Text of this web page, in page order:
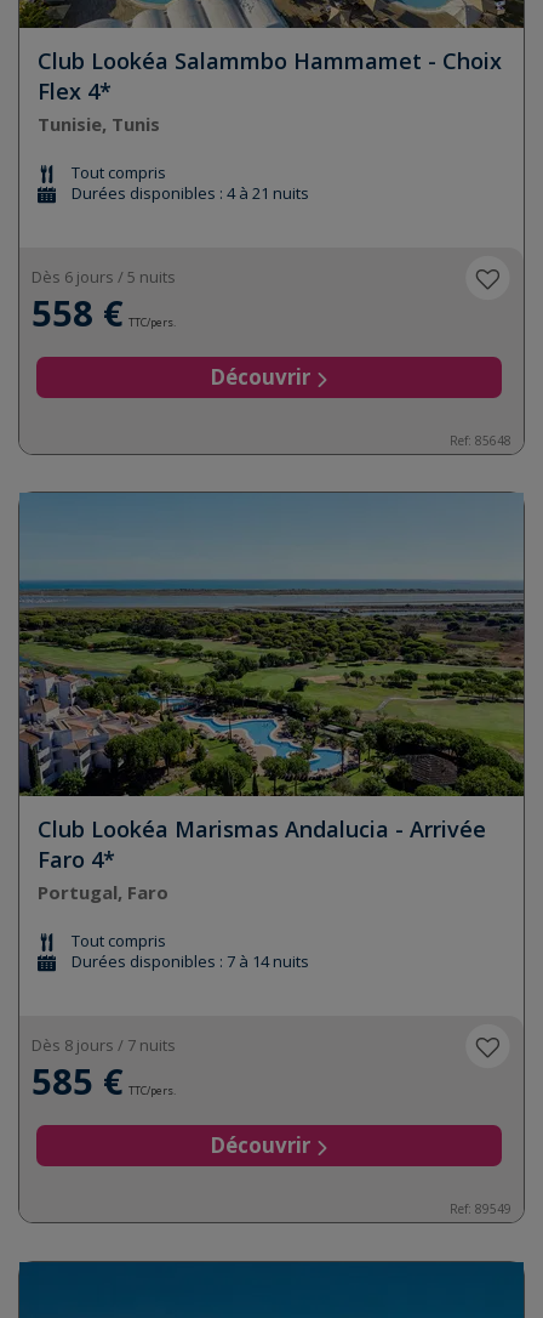
Club Lookéa Salammbo Hammamet - Choix
Flex 4*
Tunisie, Tunis
Tout compris
Durées disponibles : 4 à 21 nuits
Dès 6 jours / 5 nuits
558 € TTC/pers.
Découvrir
Ref: 85648
Club Lookéa Marismas Andalucia - Arrivée
Faro 4*
Portugal, Faro
Tout compris
Durées disponibles : 7 à 14 nuits
Dès 8 jours / 7 nuits
585 € TTC/pers.
Découvrir
Ref: 89549